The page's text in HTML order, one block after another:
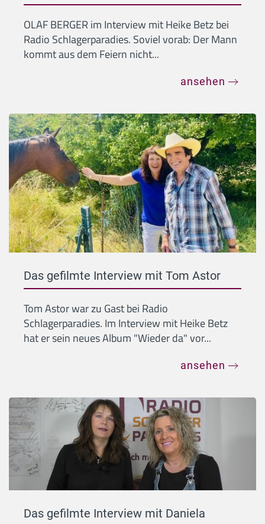
OLAF BERGER im Interview mit Heike Betz bei
Radio Schlagerparadies. Soviel vorab: Der Mann
kommt aus dem Feiern nicht...
ansehen
Das gefilmte Interview mit Tom Astor
Tom Astor war zu Gast bei Radio
Schlagerparadies. Im Interview mit Heike Betz
hat er sein neues Album "Wieder da" vor...
ansehen
Das gefilmte Interview mit Daniela